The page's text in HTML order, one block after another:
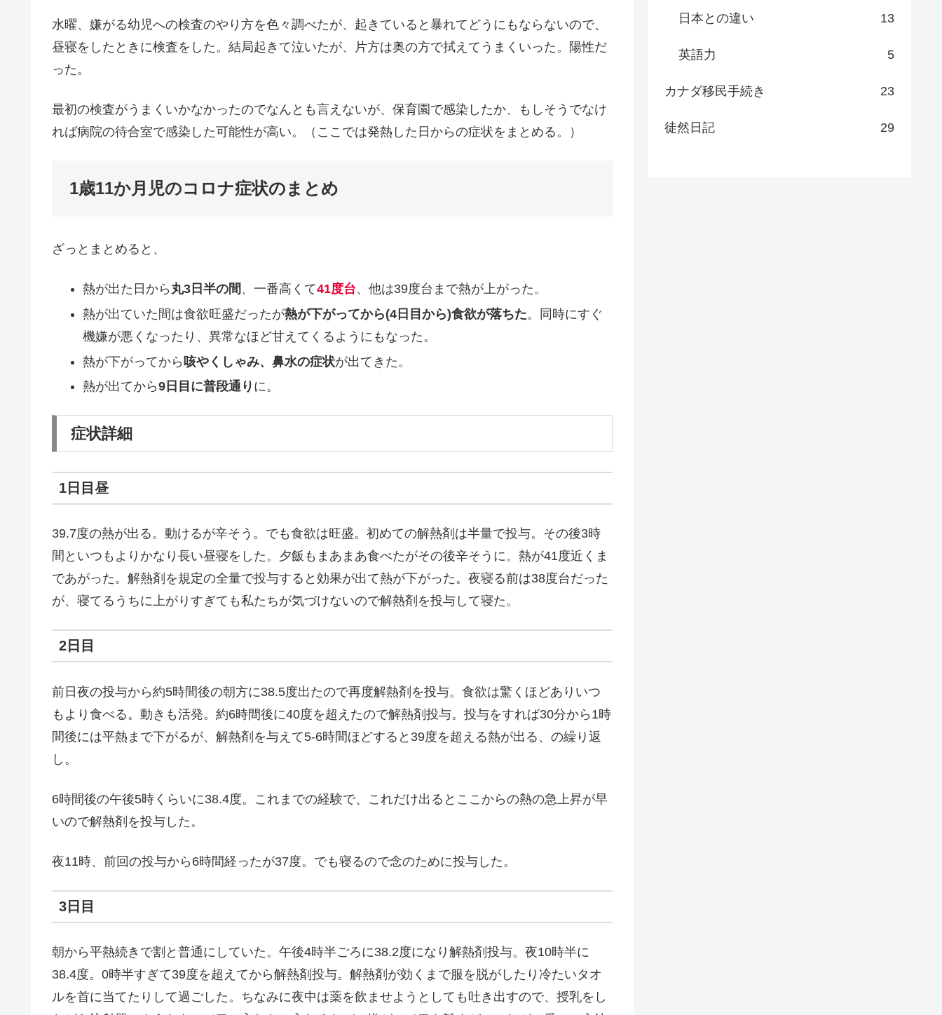
水曜、嫌がる幼児への検査のやり方を色々調べたが、起きていると暴れてどうにもならないので、
昼寝をしたときに検査をした。結局起きて泣いたが、片方は奥の方で拭えてうまくいった。陽性だ
った。
最初の検査がうまくいかなかったのでなんとも言えないが、保育園で感染したか、もしそうでなけ
れば病院の待合室で感染した可能性が高い。（ここでは発熱した日からの症状をまとめる。）
1歳11か月児のコロナ症状のまとめ
ざっとまとめると、
熱が出た日から 丸3日半の間 、一番高くて41度台、他は39度台まで熱が上がった。
熱が出ていた間は食欲旺盛だったが熱が下がってから(4日目から)食欲が落ちた。同時にすぐ
機嫌が悪くなったり、異常なほど甘えてくるようにもなった。
熱が下がってから 咳やくしゃみ、鼻水の症状が出てきた。
熱が出てから9日目に普段通り に。
症状詳細
1日目昼
39.7度の熱が出る。動けるが辛そう。でも食欲は旺盛。初めての解熱剤は半量で投与。その後3時
間といつもよりかなり長い昼寝をした。夕飯もまあまあ食べたがその後辛そうに。熱が41度近くま
であがった。解熱剤を規定の全量で投与すると効果が出て熱が下がった。夜寝る前は38度台だった
が、寝てるうちに上がりすぎても私たちが気づけないので解熱剤を投与して寝た。
2日目
前日夜の投与から約5時間後の朝方に38.5度出たので再度解熱剤を投与。食欲は驚くほどありいつ
もより食べる。動きも活発。約6時間後に40度を超えたので解熱剤投与。投与をすれば30分から1時
間後には平熱まで下がるが、解熱剤を与えて5-6時間ほどすると39度を超える熱が出る、の繰り返
し。
6時間後の午後5時くらいに38.4度。これまでの経験で、これだけ出るとここからの熱の急上昇が早
いので解熱剤を投与した。
夜11時、前回の投与から6時間経ったが37度。でも寝るので念のために投与した。
3日目
朝から平熱続きで割と普通にしていた。午後4時半ごろに38.2度になり解熱剤投与。夜10時半に
38.4度。0時半すぎて39度を超えてから解熱剤投与。解熱剤が効くまで服を脱がしたり冷たいタオ
ルを首に当てたりして過ごした。ちなみに夜中は薬を飲ませようとしても吐き出すので、授乳をし
日本との違い 13
英語力 5
カナダ移民手続き 23
徒然日記 29